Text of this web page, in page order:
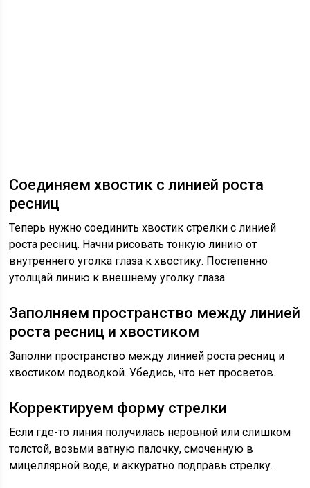
Соединяем хвостик с линией роста
ресниц
Теперь нужно соединить хвостик стрелки с линией
роста ресниц. Начни рисовать тонкую линию от
внутреннего уголка глаза к хвостику. Постепенно
утолщай линию к внешнему уголку глаза.
Заполняем пространство между линией
роста ресниц и хвостиком
Заполни пространство между линией роста ресниц и
хвостиком подводкой. Убедись, что нет просветов.
Корректируем форму стрелки
Если где-то линия получилась неровной или слишком
толстой, возьми ватную палочку, смоченную в
мицеллярной воде, и аккуратно подправь стрелку.